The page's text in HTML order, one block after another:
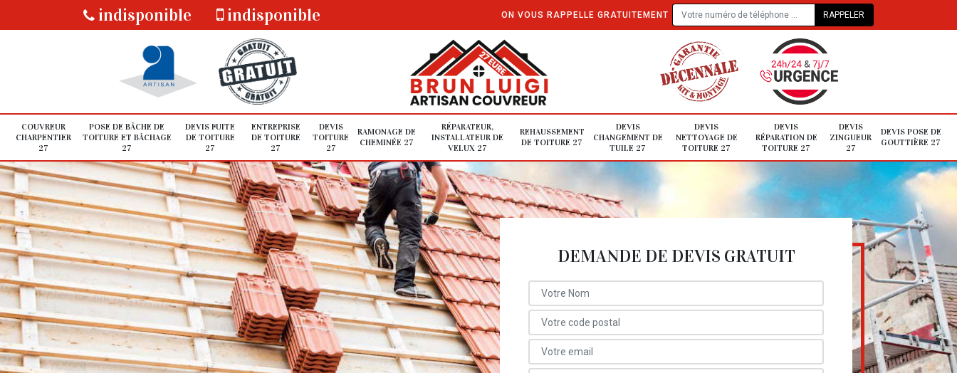
indisponible indisponible ON VOUS RAPPELLE GRATUITEMENT
COUVREUR
CHARPENTIER
27
POSE DE BÂCHE DE
TOITURE ET BÂCHAGE
27
DEVIS FUITE
DE TOITURE
27
ENTREPRISE
DE TOITURE
27
DEVIS
TOITURE
27
RAMONAGE DE
CHEMINÉE 27
RÉPARATEUR,
INSTALLATEUR DE
VELUX 27
REHAUSSEMENT
DE TOITURE 27
DEVIS
CHANGEMENT DE
TUILE 27
DEVIS
NETTOYAGE DE
TOITURE 27
DEVIS
RÉPARATION DE
TOITURE 27
DEVIS
ZINGUEUR
27
DEVIS POSE DE
GOUTTIÈRE 27
DEMANDE DE DEVIS GRATUIT